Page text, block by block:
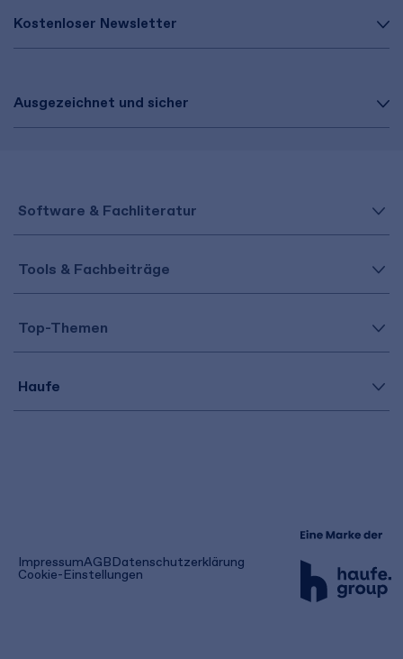
Kostenloser Newsletter
Ausgezeichnet und sicher
Software & Fachliteratur
Tools & Fachbeiträge
Top-Themen
Haufe
ImpressumAGB(öffnet
in
einem
Datenschutzerklärung
Cookie-Einstellungen